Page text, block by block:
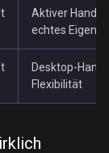
Aktiver Handel,
echtes
Desktop-
Flexibilität